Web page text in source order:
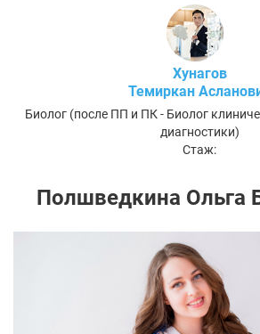
Хунагов
Темиркан
Биолог (после ПП и ПК - Биолог
диагностики)
Стаж:
Полшведкина Ольга